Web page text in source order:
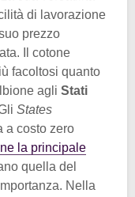
di lavorazione
prezzo
Il cotone
facoltosi quanto
agli Stati
States
a costo zero
la principale
quella del
Nella